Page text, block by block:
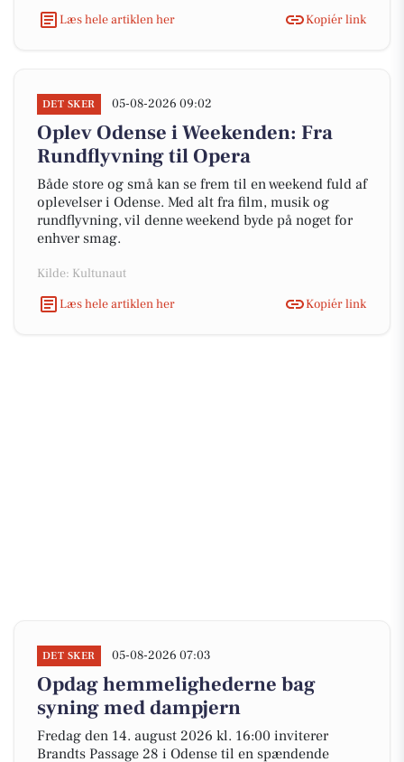
Læs hele artiklen her
Kopiér link
DET SKER 05-08-2026 09:02
Oplev Odense i Weekenden: Fra
Rundflyvning til Opera
Både store og små kan se frem til en weekend fuld af
oplevelser i Odense. Med alt fra film, musik og
rundflyvning, vil denne weekend byde på noget for
enhver smag.
Kilde: Kultunaut
Læs hele artiklen her
Kopiér link
DET SKER 05-08-2026 07:03
Opdag hemmelighederne bag
syning med dampjern
Fredag den 14. august 2026 kl. 16:00 inviterer
Brandts Passage 28 i Odense til en spændende